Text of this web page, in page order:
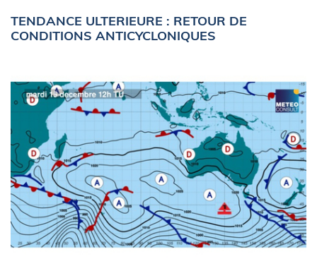
TENDANCE ULTERIEURE : RETOUR DE
CONDITIONS ANTICYCLONIQUES